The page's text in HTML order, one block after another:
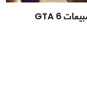
Xbox ترد على مزاعم تفوق PS5 في مبيعات GTA 6